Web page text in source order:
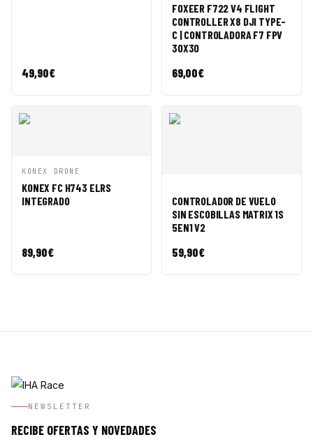
49,90€
RÁPIDA
CESTA
FOXEER F722 V4 FLIGHT
CONTROLLER X8 DJI TYPE-
C | CONTROLADORA F7 FPV
30X30
69,00€
VISTA
RÁPIDA
CESTA
KONEX DRONE
KONEX FC H743 ELRS
INTEGRADO
89,90€
RÁPIDA
CESTA
CONTROLADOR DE VUELO
SIN ESCOBILLAS MATRIX 1S ​​
5EN1 V2
59,90€
NEWSLETTER
RECIBE OFERTAS Y NOVEDADES